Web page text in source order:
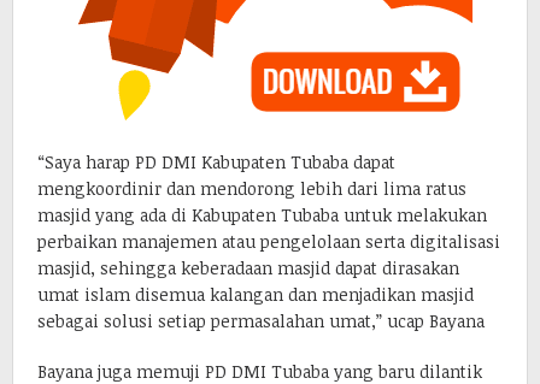
“Saya harap PD DMI Kabupaten Tubaba dapat
mengkoordinir dan mendorong lebih dari lima ratus
masjid yang ada di Kabupaten Tubaba untuk melakukan
perbaikan manajemen atau pengelolaan serta digitalisasi
masjid, sehingga keberadaan masjid dapat dirasakan
umat islam disemua kalangan dan menjadikan masjid
sebagai solusi setiap permasalahan umat,” ucap Bayana
Bayana juga memuji PD DMI Tubaba yang baru dilantik